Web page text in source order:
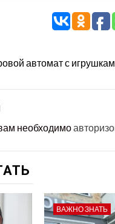
автомат с
необходимо
ВАЖНО ЗНАТЬ